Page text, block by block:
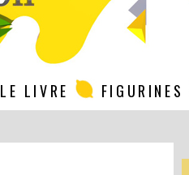
LE LIVRE FIGURINES